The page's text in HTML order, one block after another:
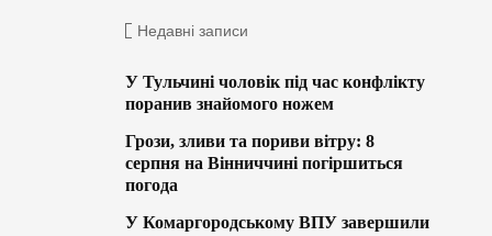
Недавні записи
У Тульчині чоловік під час конфлікту
поранив знайомого ножем
Грози, зливи та пориви вітру: 8
серпня на Вінниччині погіршиться
погода
У Комаргородському ВПУ завершили